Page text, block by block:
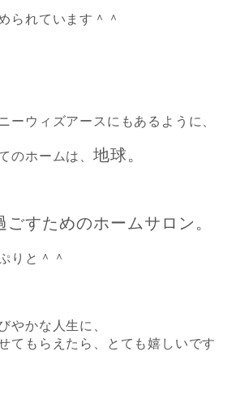
られています＾＾
ーウィズアースにもあるように、
のホームは、 地球。
すためのホームサロン。
りと＾＾
やかな人生に、
てもらえたら、とても嬉しいです